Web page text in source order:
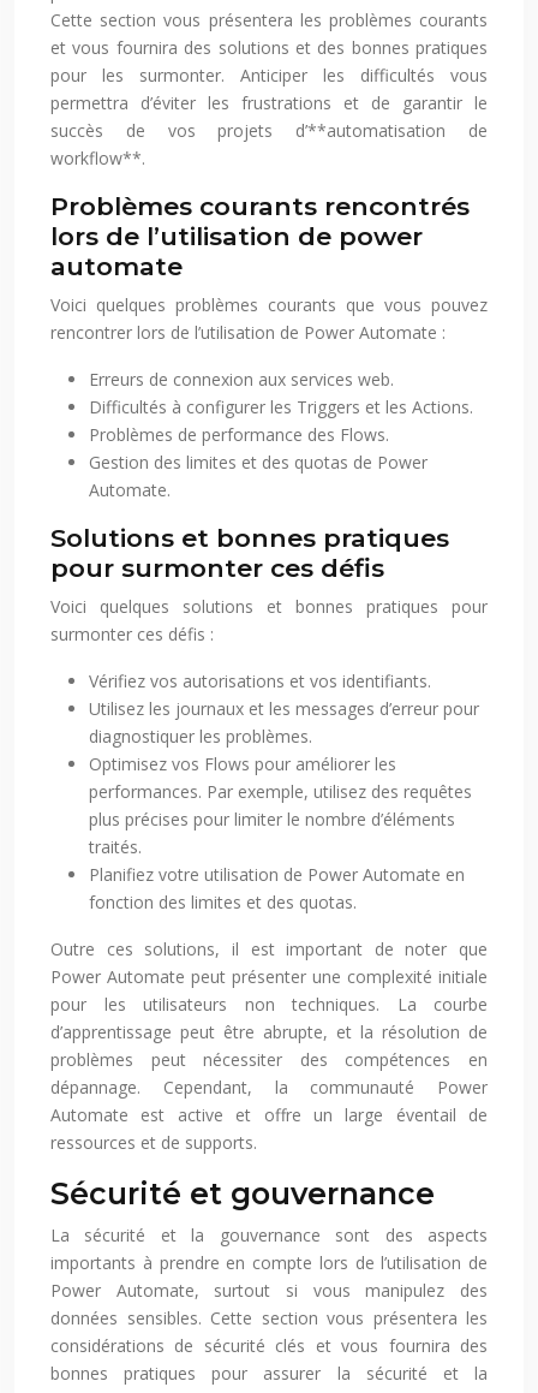
Cette section vous présentera les problèmes courants
et vous fournira des solutions et des bonnes pratiques
pour les surmonter. Anticiper les difficultés vous
permettra d’éviter les frustrations et de garantir le
succès de vos projets d’**automatisation de
workflow**.
Problèmes courants rencontrés
lors de l’utilisation de power
automate
Voici quelques problèmes courants que vous pouvez
rencontrer lors de l’utilisation de Power Automate :
Erreurs de connexion aux services web.
Difficultés à configurer les Triggers et les Actions.
Problèmes de performance des Flows.
Gestion des limites et des quotas de Power
Automate.
Solutions et bonnes pratiques
pour surmonter ces défis
Voici quelques solutions et bonnes pratiques pour
surmonter ces défis :
Vérifiez vos autorisations et vos identifiants.
Utilisez les journaux et les messages d’erreur pour
diagnostiquer les problèmes.
Optimisez vos Flows pour améliorer les
performances. Par exemple, utilisez des requêtes
plus précises pour limiter le nombre d’éléments
traités.
Planifiez votre utilisation de Power Automate en
fonction des limites et des quotas.
Outre ces solutions, il est important de noter que
Power Automate peut présenter une complexité initiale
pour les utilisateurs non techniques. La courbe
d’apprentissage peut être abrupte, et la résolution de
problèmes peut nécessiter des compétences en
dépannage. Cependant, la communauté Power
Automate est active et offre un large éventail de
ressources et de supports.
Sécurité et gouvernance
La sécurité et la gouvernance sont des aspects
importants à prendre en compte lors de l’utilisation de
Power Automate, surtout si vous manipulez des
données sensibles. Cette section vous présentera les
considérations de sécurité clés et vous fournira des
bonnes pratiques pour assurer la sécurité et la